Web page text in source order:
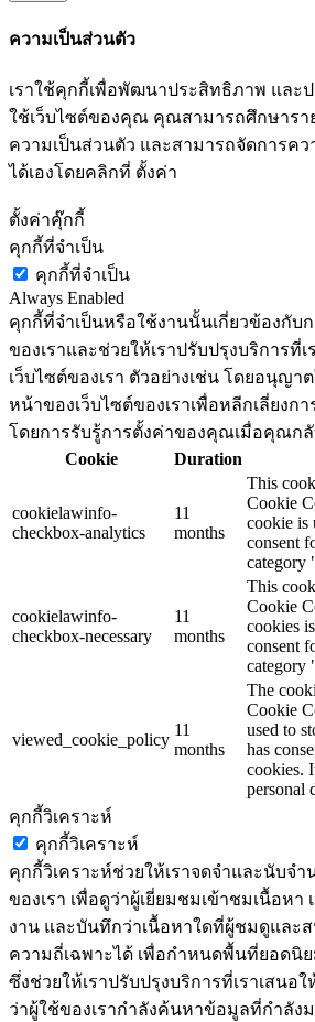
ความเป็นส่วนตัว
เราใช้คุกกี้เพื่อพัฒนาประสิทธิภาพ และ
ใช้เว็บไซต์ของคุณ คุณสามารถศึกษารา
ความเป็นส่วนตัว และสามารถจัดการค
ได้เองโดยคลิกที่ ตั้งค่า
ตั้งค่าคุ๊กกี้
คุกกี้ที่จำเป็น
คุกกี้ที่จำเป็น
Always Enabled
คุกกี้ที่จำเป็นหรือใช้งานนั้นเกี่ยวข้องกับ
ของเราและช่วยให้เราปรับปรุงบริการที่
เว็บไซต์ของเรา ตัวอย่างเช่น โดยอนุญ
หน้าของเว็บไซต์ของเราเพื่อหลีกเลี่ยงก
โดยการรับรู้การตั้งค่าของคุณเมื่อคุณกลั
Cookie
Duration
cookielawinfo-
checkbox-analytics
11
months
This
Cookie
cookie is
consent
category
cookielawinfo-
checkbox-necessary
11
months
This
Cookie
cookies
consent
category
viewed_cookie_policy
11
months
The
Cookie
used to
has
cookies.
personal
คุกกี้วิเคราะห์
คุกกี้วิเคราะห์
คุกกี้วิเคราะห์ช่วยให้เราจดจำและนับจำ
ของเรา เพื่อดูว่าผู้เยี่ยมชมเข้าชมเนื้อหา
งาน และบันทึกว่าเนื้อหาใดที่ผู้ชมดูและส
ความถี่เฉพาะได้ เพื่อกำหนดพื้นที่ยอดนิย
ซึ่งช่วยให้เราปรับปรุงบริการที่เราเสนอ
ว่าผู้ใช้ของเรากำลังค้นหาข้อมูลที่กำลัง